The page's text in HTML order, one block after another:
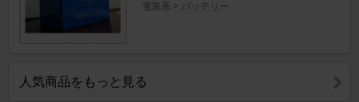
電装系 > バッテリー
人気商品をもっと見る